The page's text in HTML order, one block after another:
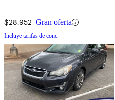
$28,952 Gran oferta
Incluye tarifas de conc.